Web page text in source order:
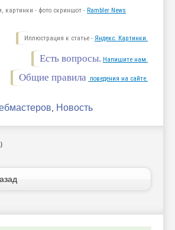
картинки - фото скриншот - Rambler News
Иллюстрация к статье - Яндекс. Картинки.
Есть вопросы. Напишите нам.
Общие правила поведения на сайте.
, Новость